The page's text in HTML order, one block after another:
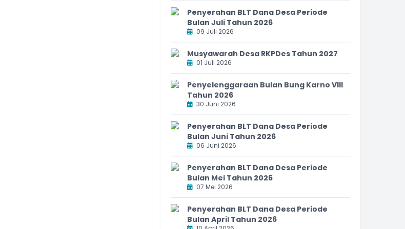
Penyerahan BLT Dana Desa Periode
Bulan Juli Tahun 2026
09 Juli 2026
Musyawarah Desa RKPDes Tahun 2027
01 Juli 2026
Penyelenggaraan Bulan Bung Karno VIII
Tahun 2026
30 Juni 2026
Penyerahan BLT Dana Desa Periode
Bulan Juni Tahun 2026
06 Juni 2026
Penyerahan BLT Dana Desa Periode
Bulan Mei Tahun 2026
07 Mei 2026
Penyerahan BLT Dana Desa Periode
Bulan April Tahun 2026